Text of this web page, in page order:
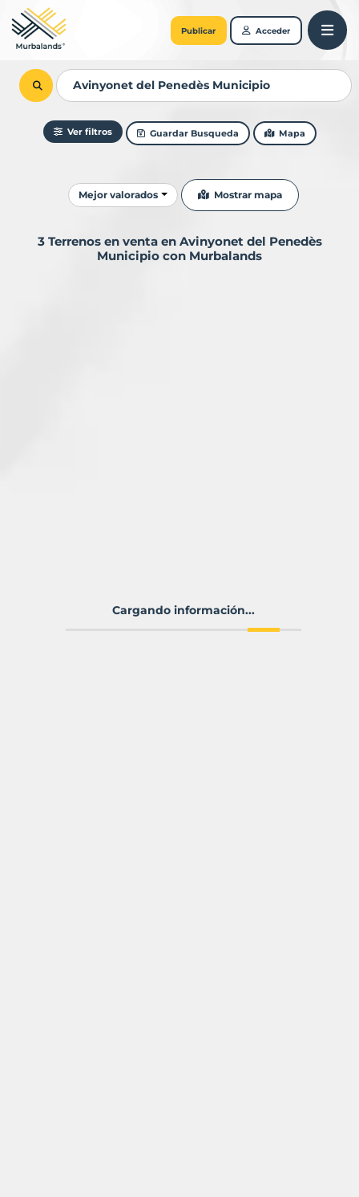
Publicar Acceder
Ver filtros Guardar Busqueda Mapa
Ordenar resultados
Mejor valorados Mostrar mapa
3 Terrenos en venta en Avinyonet del Penedès
Municipio con Murbalands
Cargando información...